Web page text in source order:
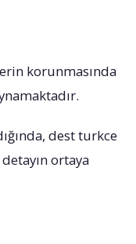
korunmasında
dest turkce
ortaya